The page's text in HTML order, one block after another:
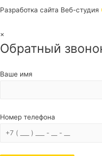
Разработка сайта Веб-студия
Прокрутка
вверх
×
Обратный
Ваше имя
Номер телефона